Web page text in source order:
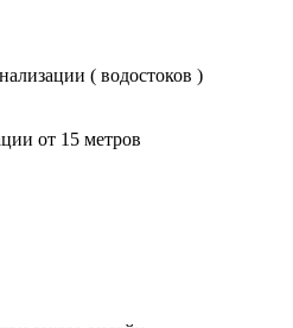
( водостоков )
от 15 метров